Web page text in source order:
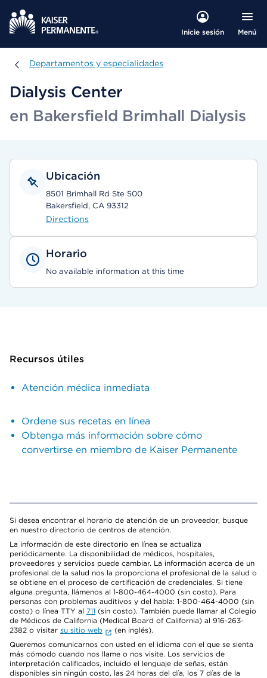
Inicie sesión Menú
Departamentos y especialidades
Departamentos y especialidades
Dialysis Center
en Bakersfield Brimhall Dialysis
Ubicación
8501 Brimhall Rd Ste 500
Bakersfield, CA 93312
Directions
Horario
No available information at this time
Recursos útiles
Atención médica inmediata
Ordene sus recetas en línea
Obtenga más información sobre cómo
convertirse en miembro de Kaiser Permanente
Si desea encontrar el horario de atención de un proveedor, busque
en nuestro directorio de centros de atención.
La información de este directorio en línea se actualiza
periódicamente. La disponibilidad de médicos, hospitales,
proveedores y servicios puede cambiar. La información acerca de un
profesional de la salud nos la proporciona el profesional de la salud o
se obtiene en el proceso de certificación de credenciales. Si tiene
alguna pregunta, llámenos al 1-800-464-4000 (sin costo). Para
personas con problemas auditivos y del habla: 1-800-464-4000 (sin
costo) o línea TTY al 711 (sin costo). También puede llamar al Colegio
de Médicos de California (Medical Board of California) al 916-263-
2382 o visitar su sitio web
(en inglés).
Queremos comunicarnos con usted en el idioma con el que se sienta
más cómodo cuando nos llame o nos visite. Los servicios de
interpretación calificados, incluido el lenguaje de señas, están
disponibles sin ningún costo, las 24 horas del día, los 7 días de la